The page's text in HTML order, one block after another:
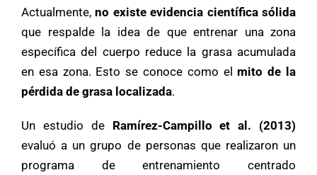
Actualmente,no existe evidencia científica sólida
que respalde la idea de que entrenar una zona
específica del cuerpo reduce la grasa acumulada
en esa zona. Esto se conoce como el mito de la
pérdida de grasa localizada.
Un estudio de Ramírez-Campillo et al. (2013)
evaluó a un grupo de personas que realizaron un
programa de entrenamiento centrado